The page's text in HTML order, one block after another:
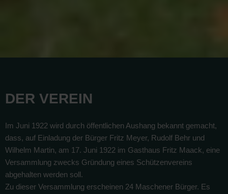
DER VEREIN
Im Juni 1922 wird durch öffentlichen Aushang bekannt gemacht,
dass, auf Einladung der Bürger Fritz Meyer, Rudolf Behr und
Wilhelm Martin, am 17. Juni 1922 im Gasthaus Fritz Maack, eine
Versammlung zwecks Gründung eines Schützenvereins
abgehalten werden soll.
Zu dieser Versammlung erscheinen 24 Maschener Bürger. Es